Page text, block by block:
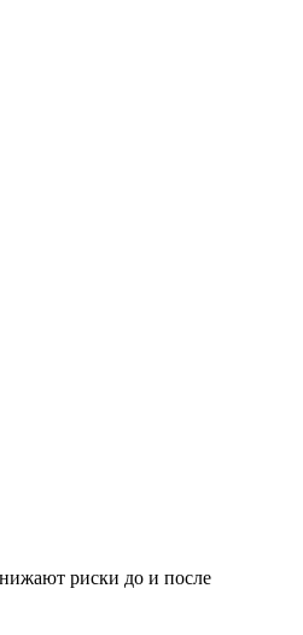
риски до и после